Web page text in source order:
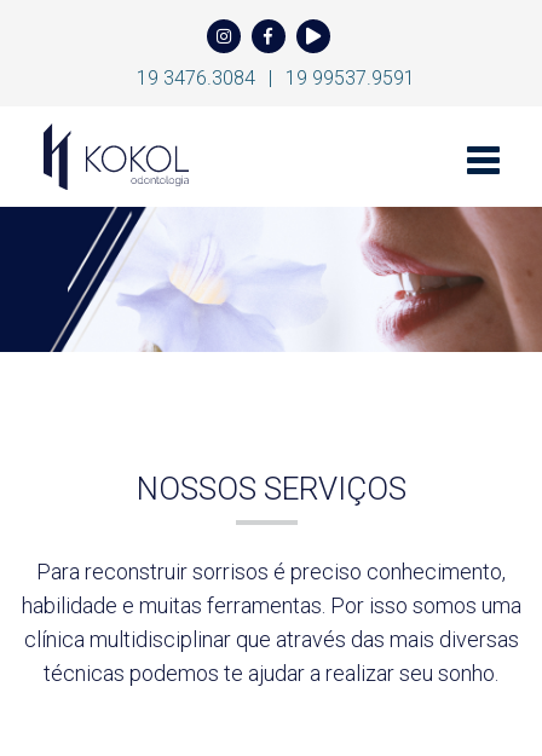
19 3476.3084 | 19 99537.9591
Toggle
NOSSOS SERVIÇOS
Para reconstruir sorrisos é preciso conhecimento,
habilidade e muitas ferramentas. Por isso somos uma
clínica multidisciplinar que através das mais diversas
técnicas podemos te ajudar a realizar seu sonho.